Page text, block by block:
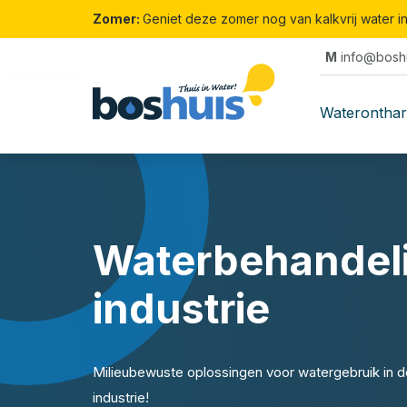
Zomer: Geniet deze zomer nog van kalkvrij water
M
industrie
Milieubewuste oplossingen voor watergebruik in
industrie!